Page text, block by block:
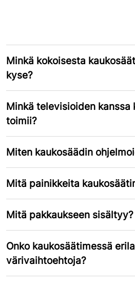
Minkä kokoisesta
kyse?
Minkä televisioiden kanssa
toimii?
Miten kaukosäädin
Mitä painikkeita
Mitä pakkaukseen sisältyy?
Onko kaukosäätimessä
värivaihtoehtoja?